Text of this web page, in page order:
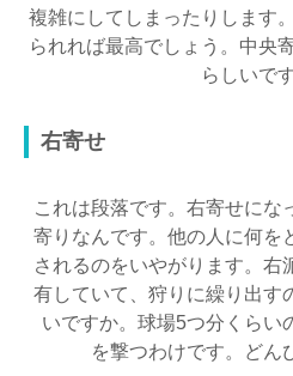
複雑にしてしまったりします
られれば最高でしょう。中央
らしいで
右寄せ
これは段落です。右寄せにな
寄りなんです。他の人に何を
されるのをいやがります。右
有していて、狩りに繰り出す
いですか。球場5つ分くらい
を撃つわけです。どん